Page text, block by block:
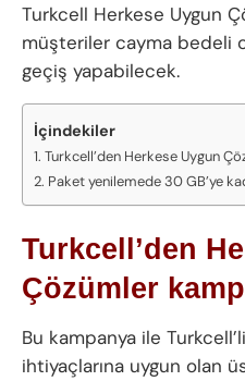
Turkcell Herkese Uygun
müşteriler cayma bedeli
geçiş yapabilecek.
İçindekiler
Turkcell’den Herkese Uygun
Paket yenilemede 30 GB’ye
Turkcell’den
Çözümler
Bu kampanya ile
ihtiyaçlarına uygun olan